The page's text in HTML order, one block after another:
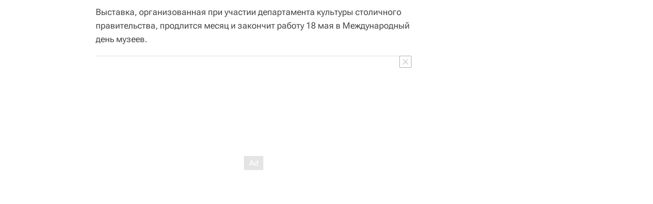
Выставка, организованная при участии департамента культуры столичного
правительства, продлится месяц и закончит работу 18 мая в Международный
день музеев.